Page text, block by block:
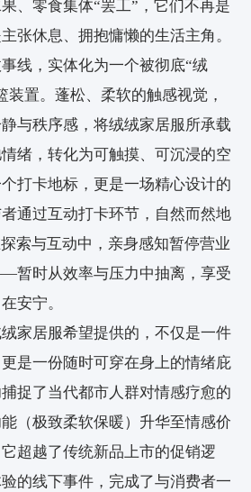
、零食集体“罢工”，它们不再是
张休息、拥抱慵懒的生活主角。
线，实体化为一个被彻底“绒
装置。蓬松、柔软的触感视觉，
与秩序感，将绒绒家居服所承载
绪，转化为可触摸、可沉浸的空
打卡地标，更是一场精心设计的
通过互动打卡环节，自然而然地
索与互动中，亲身感知暂停营业
暂时从效率与压力中抽离，享受
安宁。
家居服希望提供的，不仅是一件
是一份随时可穿在身上的情绪庇
捉了当代都市人群对情感疗愈的
（极致柔软保暖）升华至情感价
超越了传统新品上市的促销逻
的线下事件，完成了与消费者一